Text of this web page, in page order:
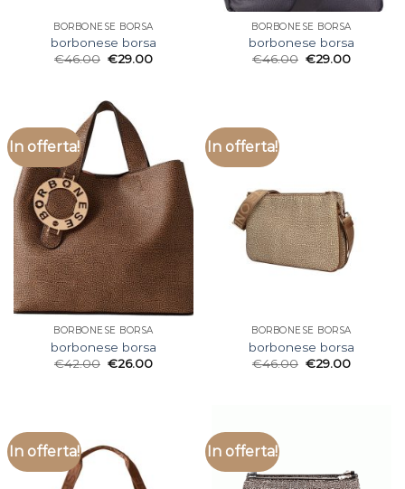
BORBONESE BORSA
borbonese borsa
€46.00 €29.00
BORBONESE BORSA
borbonese borsa
€46.00 €29.00
In offerta!
BORBONESE BORSA
borbonese borsa
€42.00 €26.00
In offerta!
BORBONESE BORSA
borbonese borsa
€46.00 €29.00
In offerta! In offerta!